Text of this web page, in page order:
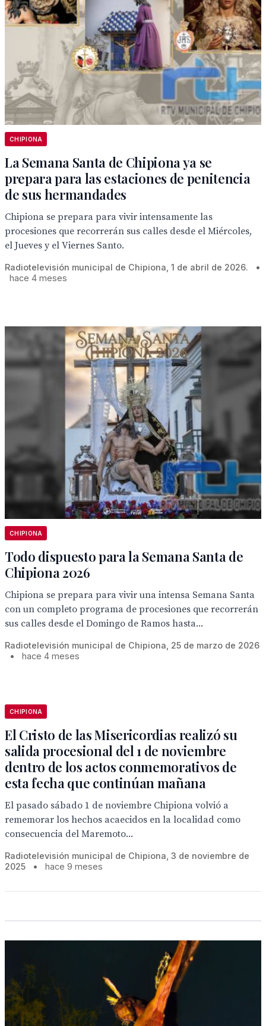
CHIPIONA
La Semana Santa de Chipiona ya se
prepara para las estaciones de penitencia
de sus hermandades
Chipiona se prepara para vivir intensamente las
procesiones que recorrerán sus calles desde el Miércoles,
el Jueves y el Viernes Santo.
Radiotelevisión municipal de Chipiona, 1 de abril de 2026.
•
hace 4 meses
CHIPIONA
Todo dispuesto para la Semana Santa de
Chipiona 2026
Chipiona se prepara para vivir una intensa Semana Santa
con un completo programa de procesiones que recorrerán
sus calles desde el Domingo de Ramos hasta...
Radiotelevisión municipal de Chipiona, 25 de marzo de 2026
•
hace 4 meses
CHIPIONA
El Cristo de las Misericordias realizó su
salida procesional del 1 de noviembre
dentro de los actos conmemorativos de
esta fecha que continúan mañana
El pasado sábado 1 de noviembre Chipiona volvió a
rememorar los hechos acaecidos en la localidad como
consecuencia del Maremoto...
Radiotelevisión municipal de Chipiona, 3 de noviembre de
2025
• hace 9 meses